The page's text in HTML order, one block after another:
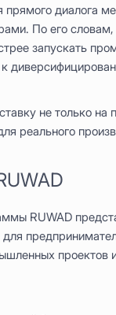
прямого диалога
По его
запускать
не только на
реального
RUWAD
для
проектов